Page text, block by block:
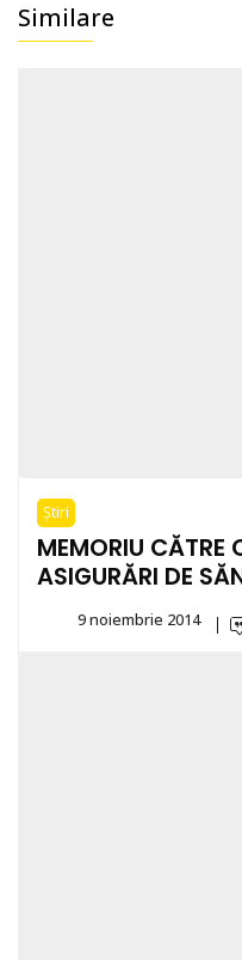
Similare
Știri
MEMORIU CĂTRE
ASIGURĂRI DE
9 noiembrie 2014